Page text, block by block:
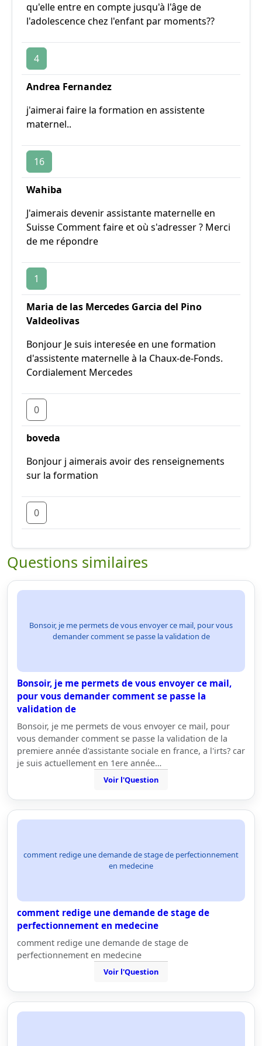
qu'elle entre en compte jusqu'à l'âge de
l'adolescence chez l'enfant par moments??
4
Andrea Fernandez
j'aimerai faire la formation en assistente
maternel..
16
Wahiba
J'aimerais devenir assistante maternelle en
Suisse Comment faire et où s'adresser ? Merci
de me répondre
1
Maria de las Mercedes Garcia del Pino
Valdeolivas
Bonjour Je suis interesée en une formation
d'assistente maternelle à la Chaux-de-Fonds.
Cordialement Mercedes
0
boveda
Bonjour j aimerais avoir des renseignements
sur la formation
0
Questions similaires
Bonsoir, je me permets de vous envoyer ce mail, pour vous
demander comment se passe la validation de
Bonsoir, je me permets de vous envoyer ce mail,
pour vous demander comment se passe la
validation de
Bonsoir, je me permets de vous envoyer ce mail, pour
vous demander comment se passe la validation de la
premiere année d'assistante sociale en france, a l'irts? car
je suis actuellement en 1ere année…
Voir l'Question
comment redige une demande de stage de perfectionnement
en medecine
comment redige une demande de stage de
perfectionnement en medecine
comment redige une demande de stage de
perfectionnement en medecine
Voir l'Question